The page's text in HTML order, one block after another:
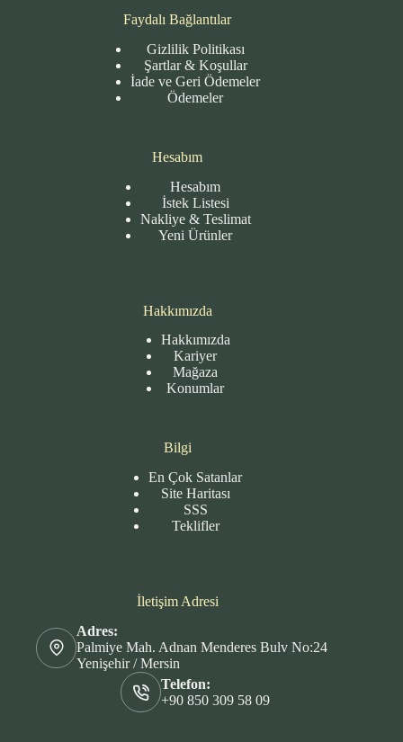
Faydalı Bağlantılar
Gizlilik Politikası
Şartlar & Koşullar
İade ve Geri Ödemeler
Ödemeler
Hesabım
Hesabım
İstek Listesi
Nakliye & Teslimat
Yeni Ürünler
Hakkımızda
Hakkımızda
Kariyer
Mağaza
Konumlar
Bilgi
En Çok Satanlar
Site Haritası
SSS
Teklifler
İletişim Adresi
Adres:
Palmiye Mah. Adnan Menderes Bulv No:24
Yenişehir / Mersin
Telefon:
+90 850 309 58 09